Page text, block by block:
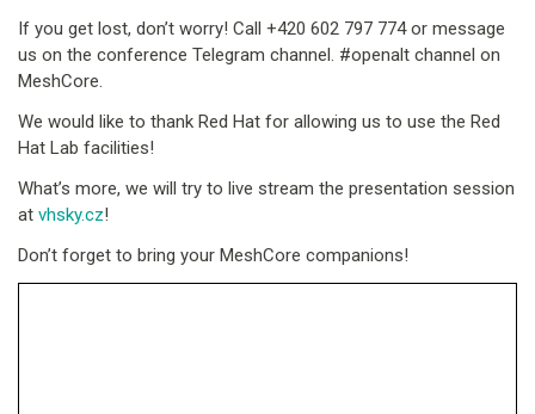
If you get lost, don’t worry! Call +420 602 797 774 or message
us on the conference Telegram channel. #openalt channel on
MeshCore.
We would like to thank Red Hat for allowing us to use the Red
Hat Lab facilities!
What’s more, we will try to live stream the presentation session
at vhsky.cz!
Don’t forget to bring your MeshCore companions!